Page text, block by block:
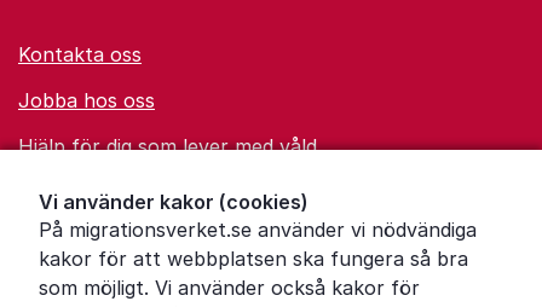
Vi använder kakor (cookies)
På migrationsverket.se använder vi nödvändiga
kakor för att webbplatsen ska fungera så bra
som möjligt. Vi använder också kakor för
Kontakta oss
Jobba hos oss
Hjälp för dig som lever med våld
Ordförklaringar
Om Migrationsverket
Pressrum